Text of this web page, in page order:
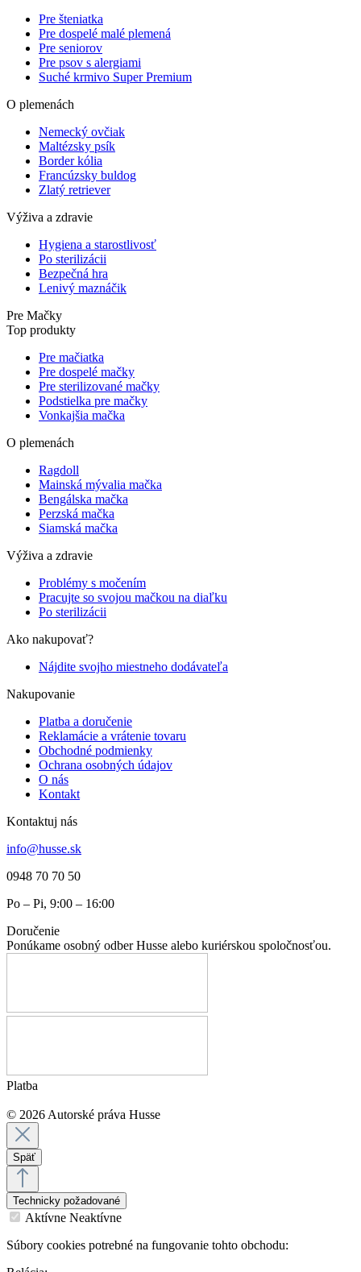
Pre šteniatka
Pre dospelé malé plemená
Pre seniorov
Pre psov s alergiami
Suché krmivo Super Premium
O plemenách
Nemecký ovčiak
Maltézsky psík
Border kólia
Francúzsky buldog
Zlatý retriever
Výživa a zdravie
Hygiena a starostlivosť
Po sterilizácii
Bezpečná hra
Lenivý maznáčik
Pre Mačky
Top produkty
Pre mačiatka
Pre dospelé mačky
Pre sterilizované mačky
Podstielka pre mačky
Vonkajšia mačka
O plemenách
Ragdoll
Mainská mývalia mačka
Bengálska mačka
Perzská mačka
Siamská mačka
Výživa a zdravie
Problémy s močením
Pracujte so svojou mačkou na diaľku
Po sterilizácii
Ako nakupovať?
Nájdite svojho miestneho dodávateľa
Nakupovanie
Platba a doručenie
Reklamácie a vrátenie tovaru
Obchodné podmienky
Ochrana osobných údajov
O nás
Kontakt
Kontaktuj nás
info@husse.sk
0948 70 70 50
Po – Pi, 9:00 – 16:00
Doručenie
Ponúkame osobný odber Husse alebo kuriérskou spoločnosťou.
Platba
© 2026 Autorské práva Husse
Späť
Technicky požadované
Aktívne Neaktívne
Súbory cookies potrebné na fungovanie tohto obchodu: